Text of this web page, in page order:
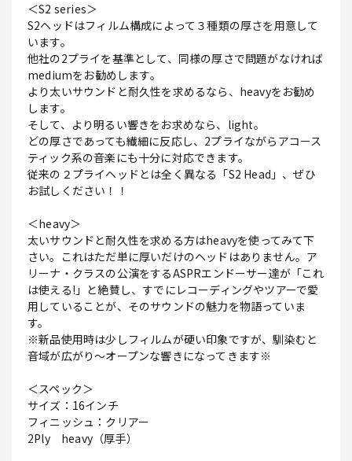
＜S2 series＞
S2ヘッドはフィルム構成によって３種類の厚さを用意して
います。
他社の2プライを基準として、同様の厚さで問題がなければ
mediumをお勧めします。
より太いサウンドと耐久性を求めるなら、heavyをお勧め
します。
そして、より明るい響きをお求めなら、light。
どの厚さであっても繊細に反応し、2プライながらアコース
ティック系の音楽にも十分に対応できます。
従来の２プライヘッドとは全く異なる「S2 Head」、ぜひ
お試しください！！
＜heavy＞
太いサウンドと耐久性を求める方はheavyを使ってみて下
さい。これはただ単に厚いだけのヘッドはありません。ア
リーナ・クラスの公演をするASPRエンドーサー達が「これ
は使える!」と絶賛し、すでにレコーディングやツアーで愛
用していることが、そのサウンドの魅力を物語っていま
す。
※新品使用時は少しフィルムが硬い印象ですが、馴染むと
音域が広がり～オープンな響きになってきます※
＜スペック＞
サイズ：16インチ
フィニッシュ：クリアー
2Ply heavy（厚手）